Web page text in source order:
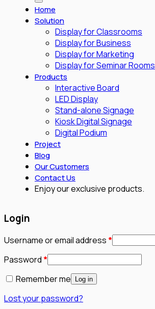
Home
Solution
Display for Classrooms
Display for Business
Display for Marketing
Display for Seminar Rooms
Products
Interactive Board
LED Display
Stand-alone Signage
Kiosk Digital Signage
Digital Podium
Project
Blog
Our Customers
Contact Us
Enjoy our exclusive products.
Login
Username or email address *Required
Password *Required
Remember me
Log in
Lost your password?